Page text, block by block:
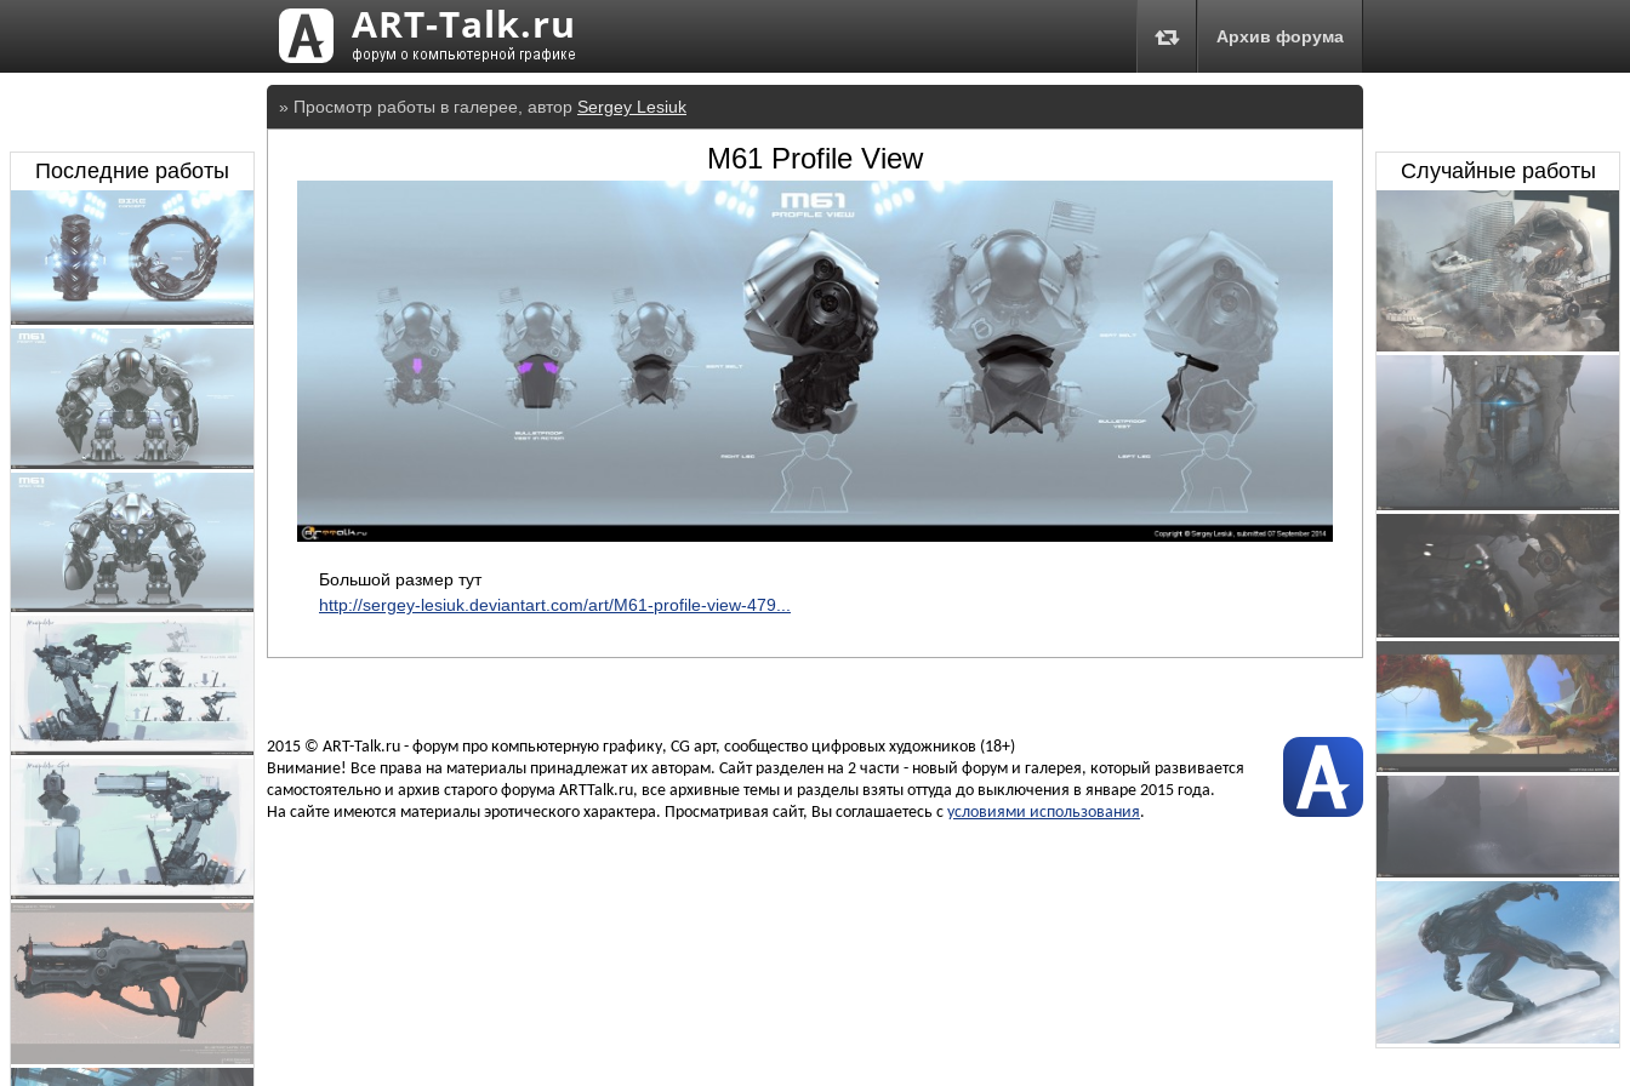
Архив форума
» Просмотр работы в галерее, автор Sergey Lesiuk
M61 Profile View
Большой размер тут
http://sergey-lesiuk.deviantart.com/art/M61-profile-view-479...
Последние работы Случайные работы
2015 © ART-Talk.ru - форум про компьютерную графику, CG арт, сообщество цифровых художников (18+)
Внимание! Все права на материалы принадлежат их авторам. Сайт разделен на 2 части - новый форум и галерея, который развивается
самостоятельно и архив старого форума ARTTalk.ru, все архивные темы и разделы взяты оттуда до выключения в январе 2015 года.
На сайте имеются материалы эротического характера. Просматривая сайт, Вы соглашаетесь с условиями использования.